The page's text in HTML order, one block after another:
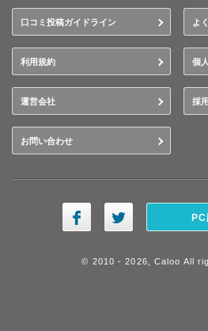
口コミ投稿ガイドライン よ
利用規約 個
運営会社 採
お問い合わせ
© 2010 - 2026, Caloo All